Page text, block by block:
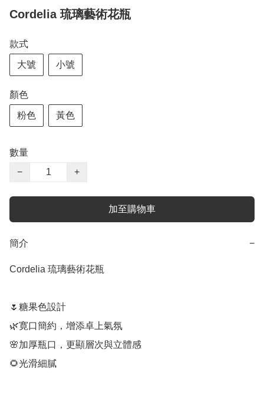
Cordelia 琉璃藝術花瓶
款式
大號 小號
顏色
粉色 黃色
數量
−
+
加至購物車
簡介 −
Cordelia 琉璃藝術花瓶
🌷糖果色設計
🌿寛口簡約，增添卓上氣氛
🌸加厚瓶口，更顯層次與立體感
🌻光滑細膩